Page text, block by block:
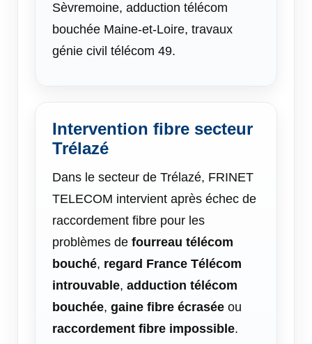
Sèvremoine, adduction télécom
bouchée Maine-et-Loire, travaux
génie civil télécom 49.
Intervention fibre secteur
Trélazé
Dans le secteur de Trélazé, FRINET
TELECOM intervient après échec de
raccordement fibre pour les
problèmes de fourreau télécom
bouché, regard France Télécom
introuvable, adduction télécom
bouchée, gaine fibre écrasée ou
raccordement fibre impossible.